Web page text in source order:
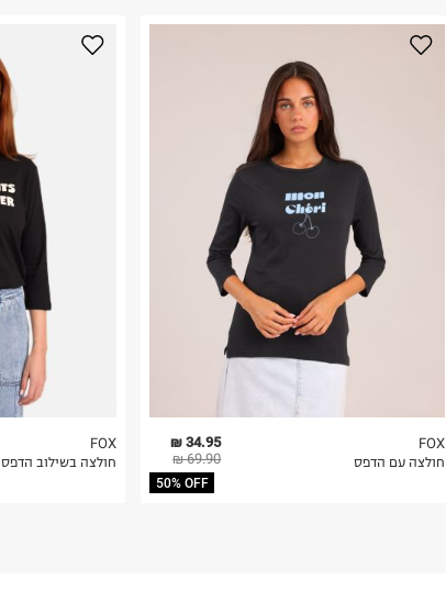
FOX
חולצה בשילוב הדפס
34.95 ₪
69.90 ₪
50% OFF
FOX
חולצה עם הדפס